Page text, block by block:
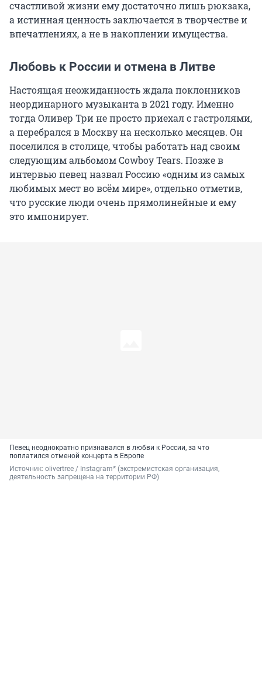
счастливой жизни ему достаточно лишь рюкзака,
а истинная ценность заключается в творчестве и
впечатлениях, а не в накоплении имущества.
Любовь к России и отмена в Литве
Настоящая неожиданность ждала поклонников
неординарного музыканта в 2021 году. Именно
тогда Оливер Три не просто приехал с гастролями,
а перебрался в Москву на несколько месяцев. Он
поселился в столице, чтобы работать над своим
следующим альбомом Cowboy Tears. Позже в
интервью певец назвал Россию «одним из самых
любимых мест во всём мире», отдельно отметив,
что русские люди очень прямолинейные и ему
это импонирует.
Певец неоднократно признавался в любви к России, за что
поплатился отменой концерта в Европе
Источник: olivertree / Instagram* (экстремистская организация,
деятельность запрещена на территории РФ)